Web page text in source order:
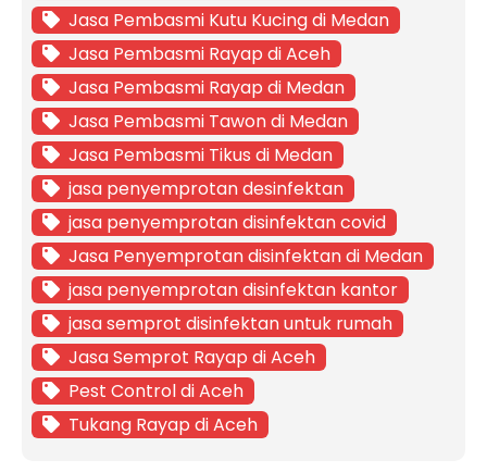
Jasa Pembasmi Kutu Kucing di Medan
Jasa Pembasmi Rayap di Aceh
Jasa Pembasmi Rayap di Medan
Jasa Pembasmi Tawon di Medan
Jasa Pembasmi Tikus di Medan
jasa penyemprotan desinfektan
jasa penyemprotan disinfektan covid
Jasa Penyemprotan disinfektan di Medan
jasa penyemprotan disinfektan kantor
jasa semprot disinfektan untuk rumah
Jasa Semprot Rayap di Aceh
Pest Control di Aceh
Tukang Rayap di Aceh